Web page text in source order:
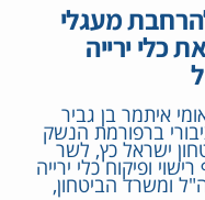
מעגלי
כלי ירייה
איתמר בן גביר
ברפורמת הנשק
ישראל כץ, לשר
ופיקוח כלי ירייה
ומשרד הביטחון,